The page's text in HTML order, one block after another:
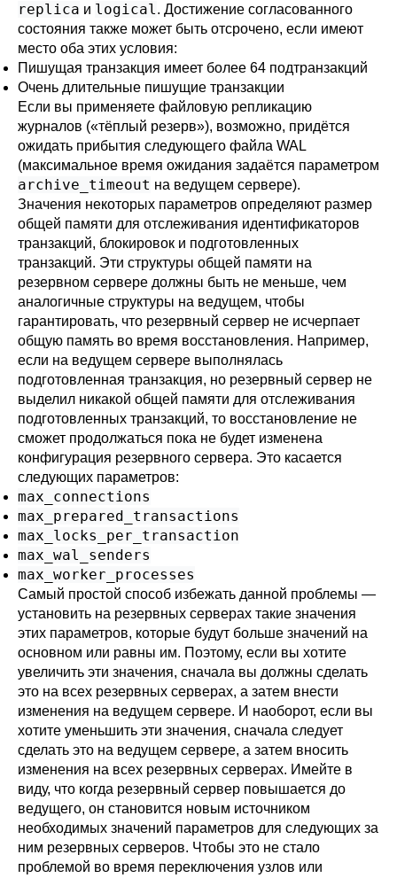
replica и logical. Достижение согласованного
состояния также может быть отсрочено, если имеют
место оба этих условия:
Пишущая транзакция имеет более 64 подтранзакций
Очень длительные пишущие транзакции
Если вы применяете файловую репликацию
журналов («тёплый резерв»), возможно, придётся
ожидать прибытия следующего файла WAL
(максимальное время ожидания задаётся параметром
archive_timeout на ведущем сервере).
Значения некоторых параметров определяют размер
общей памяти для отслеживания идентификаторов
транзакций, блокировок и подготовленных
транзакций. Эти структуры общей памяти на
резервном сервере должны быть не меньше, чем
аналогичные структуры на ведущем, чтобы
гарантировать, что резервный сервер не исчерпает
общую память во время восстановления. Например,
если на ведущем сервере выполнялась
подготовленная транзакция, но резервный сервер не
выделил никакой общей памяти для отслеживания
подготовленных транзакций, то восстановление не
сможет продолжаться пока не будет изменена
конфигурация резервного сервера. Это касается
следующих параметров:
max_connections
max_prepared_transactions
max_locks_per_transaction
max_wal_senders
max_worker_processes
Самый простой способ избежать данной проблемы —
установить на резервных серверах такие значения
этих параметров, которые будут больше значений на
основном или равны им. Поэтому, если вы хотите
увеличить эти значения, сначала вы должны сделать
это на всех резервных серверах, а затем внести
изменения на ведущем сервере. И наоборот, если вы
хотите уменьшить эти значения, сначала следует
сделать это на ведущем сервере, а затем вносить
изменения на всех резервных серверах. Имейте в
виду, что когда резервный сервер повышается до
ведущего, он становится новым источником
необходимых значений параметров для следующих за
ним резервных серверов. Чтобы это не стало
проблемой во время переключения узлов или